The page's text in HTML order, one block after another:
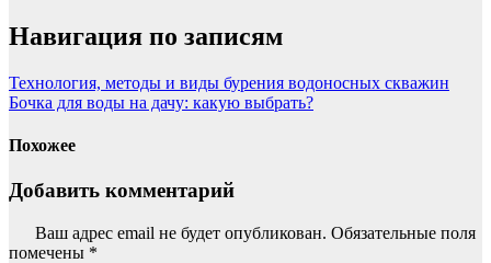
Навигация по записям
Технология, методы и виды бурения водоносных скважин
Бочка для воды на дачу: какую выбрать?
Похожее
Добавить комментарий
Ваш адрес email не будет опубликован. Обязательные поля
помечены *